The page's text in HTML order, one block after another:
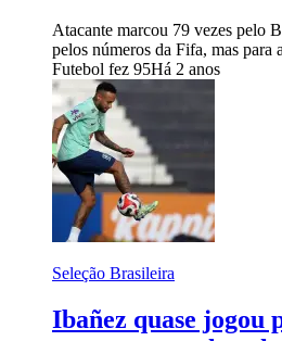
Atacante marcou 79 vezes pelo
pelos números da Fifa, mas para
Futebol fez 95Há 2 anos
Seleção Brasileira
Ibañez quase jogou